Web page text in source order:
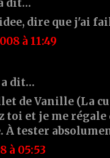
dit…
dire que j'ai
à 11:49
a dit…
de Vanille (La
toi et je me régale
tester
à 05:53